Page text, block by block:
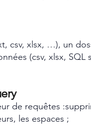
xlsx, …), un
(csv, xlsx, SQL
de requêtes
les espaces ;